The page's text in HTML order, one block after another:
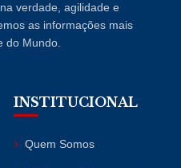
verdade, agilidade e
as informações mais
do Mundo.
INSTITUCIONAL
Quem Somos